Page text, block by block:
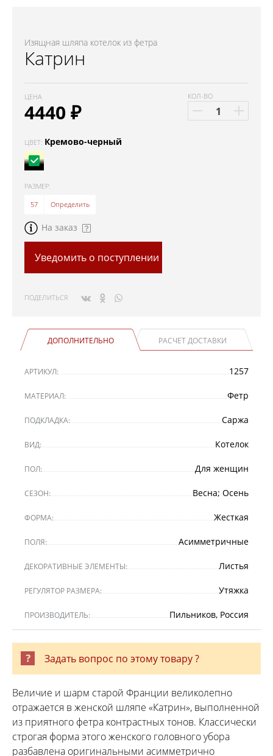
Изящная шляпа котелок из фетра
Катрин
ЦЕНА
4440 ₽
КОЛ-ВО
ЦВЕТ: Кремово-черный
РАЗМЕР:
57
Определить
На заказ
Уведомить о поступлении
ПОДЕЛИТЬСЯ
ДОПОЛНИТЕЛЬНО РАСЧЕТ ДОСТАВКИ
АРТИКУЛ: 1257
МАТЕРИАЛ: Фетр
ПОДКЛАДКА: Саржа
ВИД: Котелок
ПОЛ: Для женщин
СЕЗОН: Весна; Осень
ФОРМА: Жесткая
ПОЛЯ: Асимметричные
ДЕКОРАТИВНЫЕ ЭЛЕМЕНТЫ: Листья
РЕГУЛЯТОР РАЗМЕРА: Утяжка
ПРОИЗВОДИТЕЛЬ: Пильников, Россия
Задать вопрос по этому товару ?
Величие и шарм старой Франции великолепно
отражается в женской шляпе «Катрин», выполненной
из приятного фетра контрастных тонов. Классически
строгая форма этого женского головного убора
разбавлена оригинальными асимметрично